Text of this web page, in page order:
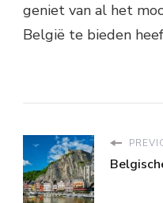
geniet van al het
België te bieden